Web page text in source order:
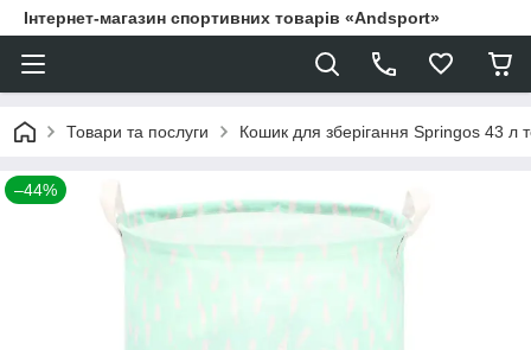
Інтернет-магазин спортивних товарів «Andsport»
Товари та послуги Кошик для зберігання Springos 43 л
–44%